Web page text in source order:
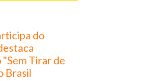
do
"Sem Tirar de
Brasil